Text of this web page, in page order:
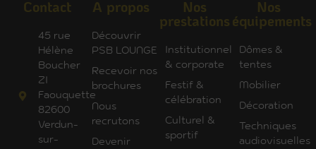
Contact
45 rue
Hélène
Boucher
ZI
Faouquette
82600
Verdun-
sur-
A propos
Découvrir
PSB LOUNGE
Recevoir nos
brochures
Nous
recrutons
Devenir
Nos
prestations
Institutionnel
& corporate
Festif &
célébration
Culturel &
sportif
Nos
équipements
Dômes &
tentes
Mobilier
Décoration
Techniques
audiovisuelles